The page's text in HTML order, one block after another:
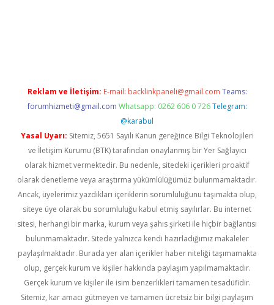
Reklam ve İletişim: E-mail: backlinkpaneli@gmail.com Teams:
forumhizmeti@gmail.com Whatsapp: 0262 606 0 726 Telegram:
@karabul
Yasal Uyarı: Sitemiz, 5651 Sayılı Kanun gereğince Bilgi Teknolojileri
ve İletişim Kurumu (BTK) tarafından onaylanmış bir Yer Sağlayıcı
olarak hizmet vermektedir. Bu nedenle, sitedeki içerikleri proaktif
olarak denetleme veya araştırma yükümlülüğümüz bulunmamaktadır.
Ancak, üyelerimiz yazdıkları içeriklerin sorumluluğunu taşımakta olup,
siteye üye olarak bu sorumluluğu kabul etmiş sayılırlar. Bu internet
sitesi, herhangi bir marka, kurum veya şahıs şirketi ile hiçbir bağlantısı
bulunmamaktadır. Sitede yalnızca kendi hazırladığımız makaleler
paylaşılmaktadır. Burada yer alan içerikler haber niteliği taşımamakta
olup, gerçek kurum ve kişiler hakkında paylaşım yapılmamaktadır.
Gerçek kurum ve kişiler ile isim benzerlikleri tamamen tesadüfidir.
Sitemiz, kar amacı gütmeyen ve tamamen ücretsiz bir bilgi paylaşım